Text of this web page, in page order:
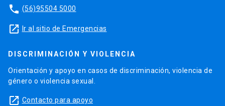
phone (56)95504 5000
launch Ir al sitio de Emergencias
DISCRIMINACIÓN Y VIOLENCIA
Orientación y apoyo en casos de discriminación, violencia de
género o violencia sexual.
launch Contacto para apoyo